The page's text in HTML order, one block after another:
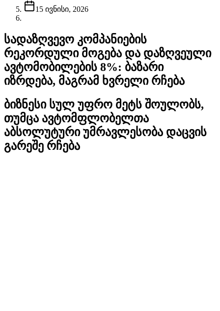
15 ივნისი, 2026
სადაზღვევო კომპანიების
რეკორდული მოგება და დაზღვეული
ავტომობილების 8%: ბაზარი
იზრდება, მაგრამ ხვრელი რჩება
ბიზნესი სულ უფრო მეტს შოულობს,
თუმცა ავტომფლობელთა
აბსოლუტური უმრავლესობა დაცვის
გარეშე რჩება